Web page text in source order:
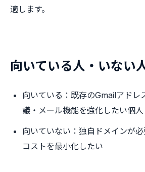
適します。
向いている人・いない
向いている：既存のGmailアドレ
議・メール機能を強化したい個人
向いていない：独自ドメインが必
コストを最小化したい